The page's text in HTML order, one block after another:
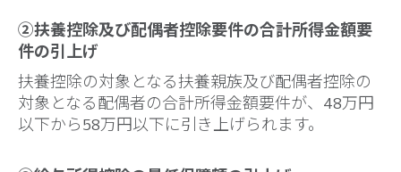
②扶養控除及び配偶者控除要件の合計所得金額要
件の引上げ
扶養控除の対象となる扶養親族及び配偶者控除の
対象となる配偶者の合計所得金額要件が、48万円
以下から58万円以下に引き上げられます。